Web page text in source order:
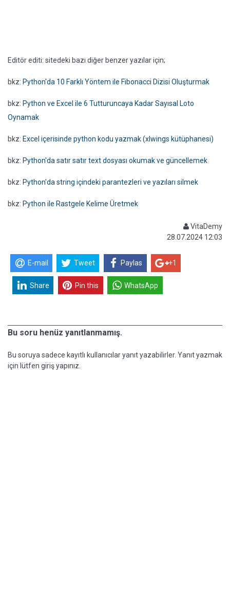
Editör editi: sitedeki bazı diğer benzer yazılar için;
bkz: Python'da 10 Farklı Yöntem ile Fibonacci Dizisi Oluşturmak
bkz: Python ve Excel ile 6 Tutturuncaya Kadar Sayısal Loto
Oynamak
bkz: Excel içerisinde python kodu yazmak (xlwings kütüphanesi)
bkz: Python'da satır satır text dosyası okumak ve güncellemek
bkz: Python'da string içindeki parantezleri ve yazıları silmek
bkz: Python ile Rastgele Kelime Üretmek
VitaDemy
28.07.2024 12:03
E-mail Tweet Paylas +1
Share Pin this WhatsApp
Bu soru henüz yanıtlanmamış.
Bu soruya sadece kayıtlı kullanıcılar yanıt yazabilirler. Yanıt yazmak
için lütfen giriş yapınız.